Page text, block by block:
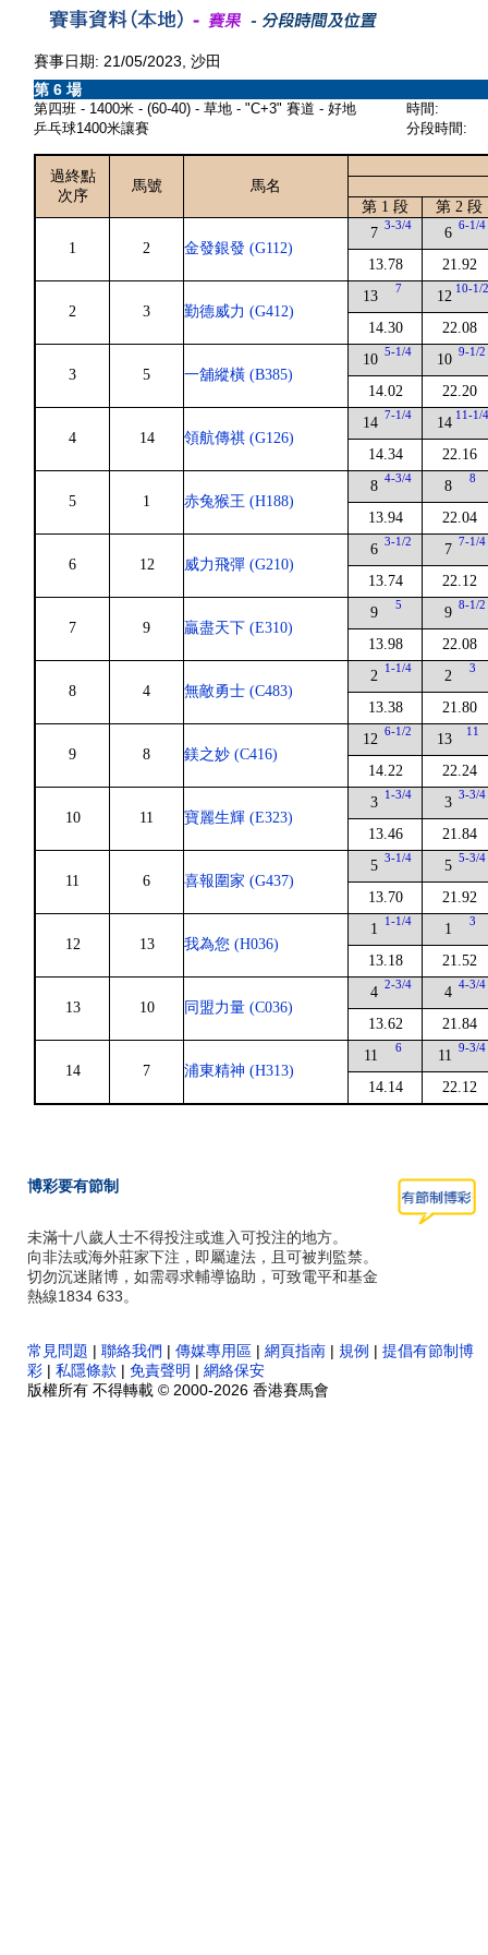
賽事日期: 21/05/2023, 沙田
第 6 場
第四班 - 1400米 - (60-40) - 草地 - "C+3" 賽道 - 好地
乒乓球1400米讓賽
時間:
分段時間:
過終點
次序
馬號
馬名
第 1 段
第 2 段
1 2 金發銀發 (G112)
7 3-3/4
13.78
6 6-1/4
21.92
2 3 勤德威力 (G412)
13 7
14.30
12 10-1/
22.08
3 5 一舖縱橫 (B385)
10 5-1/4
14.02
10 9-1/2
22.20
4 14 領航傳祺 (G126)
14 7-1/4
14.34
14 11-1/
22.16
5 1 赤兔猴王 (H188)
8 4-3/4
13.94
8 8
22.04
6 12 威力飛彈 (G210)
6 3-1/2
13.74
7 7-1/4
22.12
7 9 贏盡天下 (E310)
9 5
13.98
9 8-1/2
22.08
8 4 無敵勇士 (C483)
2 1-1/4
13.38
2 3
21.80
9 8 鎂之妙 (C416)
12 6-1/2
14.22
13 11
22.24
10 11 寶麗生輝 (E323)
3 1-3/4
13.46
3 3-3/4
21.84
11 6 喜報圍家 (G437)
5 3-1/4
13.70
5 5-3/4
21.92
12 13 我為您 (H036)
1 1-1/4
13.18
1 3
21.52
13 10 同盟力量 (C036)
4 2-3/4
13.62
4 4-3/4
21.84
14 7 浦東精神 (H313)
11 6
14.14
11 9-3/4
22.12
博彩要有節制
未滿十八歲人士不得投注或進入可投注的地方。
向非法或海外莊家下注，即屬違法，且可被判監禁。
切勿沉迷賭博，如需尋求輔導協助，可致電平和基金
熱線1834 633。
常見問題 | 聯絡我們 | 傳媒專用區 | 網頁指南 | 規例 | 提倡有節制博
彩 | 私隱條款 | 免責聲明 | 網絡保安
版權所有 不得轉載 © 2000-2026 香港賽馬會